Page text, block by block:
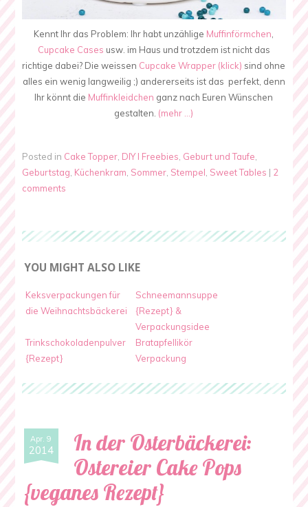
Kennt Ihr das Problem: Ihr habt unzählige Muffinförmchen,
Cupcake Cases usw. im Haus und trotzdem ist nicht das
richtige dabei? Die weissen Cupcake Wrapper (klick) sind ohne
alles ein wenig langweilig ;) andererseits ist das perfekt, denn
Ihr könnt die Muffinkleidchen ganz nach Euren Wünschen
gestalten. (mehr …)
Posted in Cake Topper, DIY I Freebies, Geburt und Taufe,
Geburtstag, Küchenkram, Sommer, Stempel, Sweet Tables | 2
comments
YOU MIGHT ALSO LIKE
Keksverpackungen für
die Weihnachtsbäckerei
Schneemannsuppe
{Rezept} &
Verpackungsidee
Trinkschokoladenpulver
{Rezept}
Bratapfellikör
Verpackung
Apr. 9
2014
In der Osterbäckerei:
Ostereier Cake Pops
{veganes Rezept}